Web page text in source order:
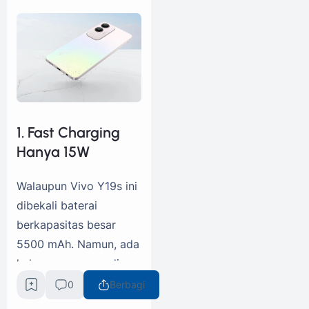
1. Fast Charging
Hanya 15W
Walaupun Vivo Y19s ini
dibekali baterai
berkapasitas besar
5500 mAh. Namun, ada
kekurangan yang di
sektor ini seperti hanya
didukung oleh
0 Berbagi